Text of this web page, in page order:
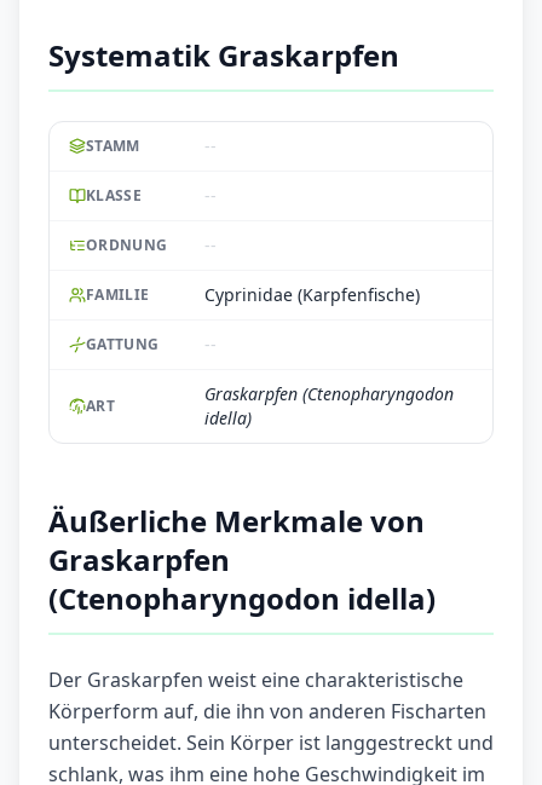
Systematik Graskarpfen
STAMM --
KLASSE --
ORDNUNG --
FAMILIE Cyprinidae (Karpfenfische)
GATTUNG --
ART
Graskarpfen (Ctenopharyngodon
idella)
Äußerliche Merkmale von
Graskarpfen
(Ctenopharyngodon idella)
Der Graskarpfen weist eine charakteristische
Körperform auf, die ihn von anderen Fischarten
unterscheidet. Sein Körper ist langgestreckt und
schlank, was ihm eine hohe Geschwindigkeit im